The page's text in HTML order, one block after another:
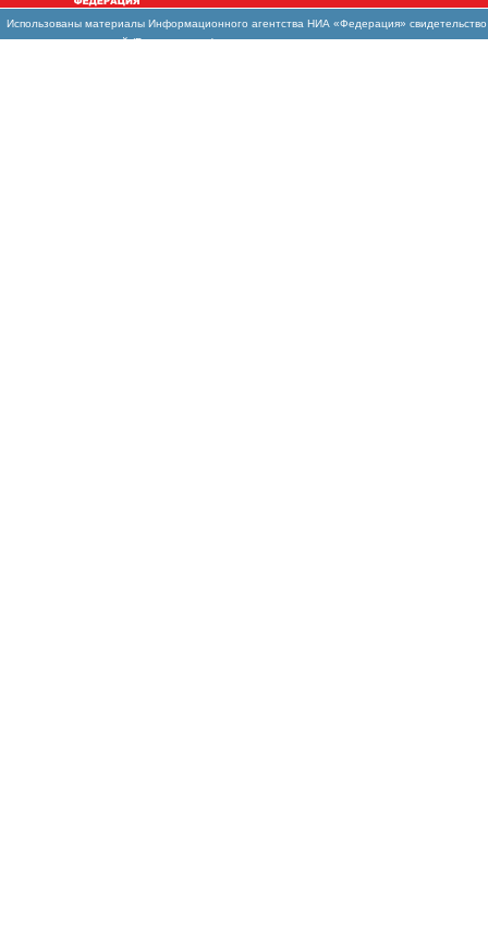
Использованы материалы Информационного агентства НИА «Федерация»
массовых коммуникаций (Роскомнадзор)